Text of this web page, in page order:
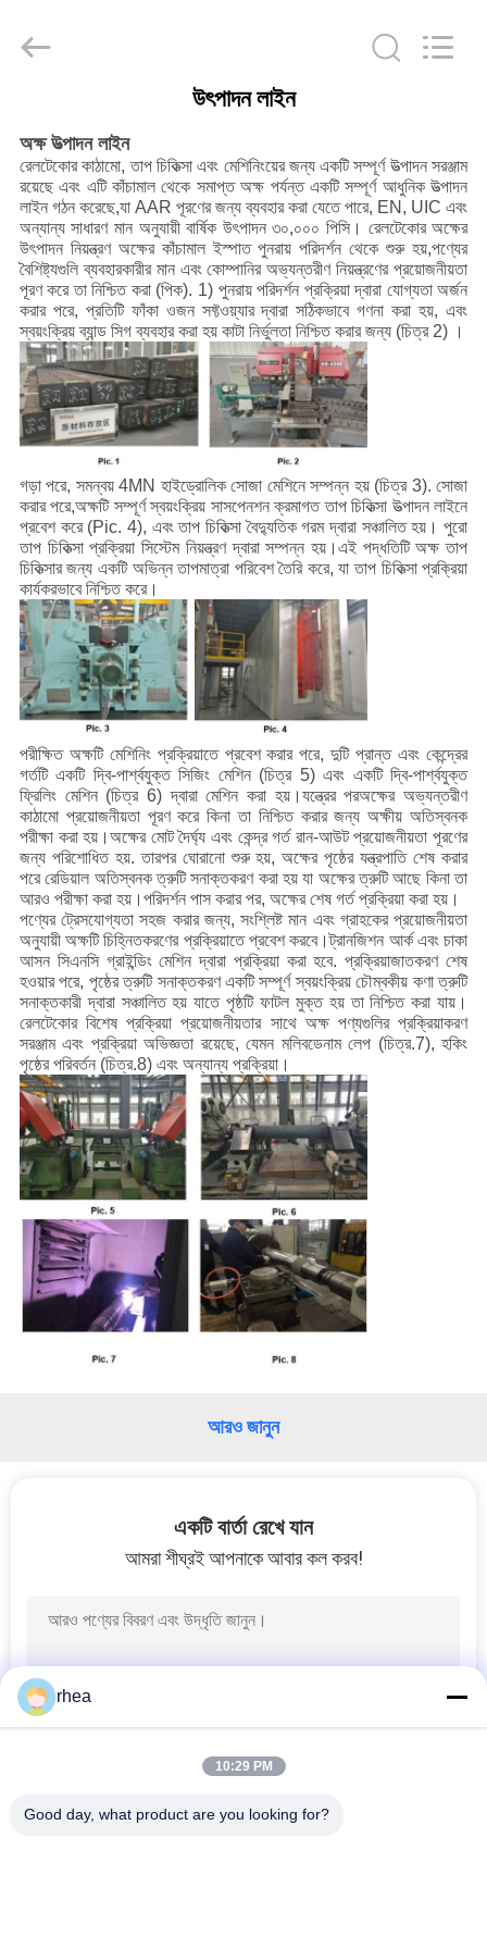
পণ্য
আমাদের
সম্পর্কে
কারখানা
ভ্রমণ
মান
নিয়ন্ত্রণ
আমাদের
সাথে
যোগাযোগ
করুন
খবর
সব
ক্ষেত্রেই
সাইট
ম্যাপ
PRIVACY
POLICY
উৎপাদন লাইন
অক্ষ উত্পাদন লাইন
রেলটেকোর কাঠামো, তাপ চিকিত্সা এবং মেশিনিংয়ের জন্য একটি সম্পূর্ণ উত্পাদন সরঞ্জাম
রয়েছে এবং এটি কাঁচামাল থেকে সমাপ্ত অক্ষ পর্যন্ত একটি সম্পূর্ণ আধুনিক উত্পাদন
লাইন গঠন করেছে,যা AAR পূরণের জন্য ব্যবহার করা যেতে পারে, EN, UIC এবং
অন্যান্য সাধারণ মান অনুযায়ী বার্ষিক উৎপাদন ৩০,০০০ পিসি। রেলটেকোর অক্ষের
উৎপাদন নিয়ন্ত্রণ অক্ষের কাঁচামাল ইস্পাত পুনরায় পরিদর্শন থেকে শুরু হয়,পণ্যের
বৈশিষ্ট্যগুলি ব্যবহারকারীর মান এবং কোম্পানির অভ্যন্তরীণ নিয়ন্ত্রণের প্রয়োজনীয়তা
পূরণ করে তা নিশ্চিত করা (পিক). 1) পুনরায় পরিদর্শন প্রক্রিয়া দ্বারা যোগ্যতা অর্জন
করার পরে, প্রতিটি ফাঁকা ওজন সফ্টওয়্যার দ্বারা সঠিকভাবে গণনা করা হয়, এবং
স্বয়ংক্রিয় ব্যান্ড সিগ ব্যবহার করা হয় কাটা নির্ভুলতা নিশ্চিত করার জন্য (চিত্র 2) ।
গড়া পরে, সমন্বয় 4MN হাইড্রোলিক সোজা মেশিনে সম্পন্ন হয় (চিত্র 3). সোজা
করার পরে,অক্ষটি সম্পূর্ণ স্বয়ংক্রিয় সাসপেনশন ক্রমাগত তাপ চিকিত্সা উত্পাদন লাইনে
প্রবেশ করে (Pic. 4), এবং তাপ চিকিত্সা বৈদ্যুতিক গরম দ্বারা সঞ্চালিত হয়। পুরো
তাপ চিকিত্সা প্রক্রিয়া সিস্টেম নিয়ন্ত্রণ দ্বারা সম্পন্ন হয়।এই পদ্ধতিটি অক্ষ তাপ
চিকিত্সার জন্য একটি অভিন্ন তাপমাত্রা পরিবেশ তৈরি করে, যা তাপ চিকিত্সা প্রক্রিয়া
কার্যকরভাবে নিশ্চিত করে।
পরীক্ষিত অক্ষটি মেশিনিং প্রক্রিয়াতে প্রবেশ করার পরে, দুটি প্রান্ত এবং কেন্দ্রের
গর্তটি একটি দ্বি-পার্শ্বযুক্ত সিজিং মেশিন (চিত্র 5) এবং একটি দ্বি-পার্শ্বযুক্ত
ফ্রিলিং মেশিন (চিত্র 6) দ্বারা মেশিন করা হয়।যন্ত্রের পরঅক্ষের অভ্যন্তরীণ
কাঠামো প্রয়োজনীয়তা পূরণ করে কিনা তা নিশ্চিত করার জন্য অক্ষীয় অতিস্বনক
পরীক্ষা করা হয়।অক্ষের মোট দৈর্ঘ্য এবং কেন্দ্র গর্ত রান-আউট প্রয়োজনীয়তা পূরণের
জন্য পরিশোধিত হয়. তারপর ঘোরানো শুরু হয়, অক্ষের পৃষ্ঠের যন্ত্রপাতি শেষ করার
পরে রেডিয়াল অতিস্বনক ত্রুটি সনাক্তকরণ করা হয় যা অক্ষের ত্রুটি আছে কিনা তা
আরও পরীক্ষা করা হয়।পরিদর্শন পাস করার পর, অক্ষের শেষ গর্ত প্রক্রিয়া করা হয়।
পণ্যের ট্রেসযোগ্যতা সহজ করার জন্য, সংশ্লিষ্ট মান এবং গ্রাহকের প্রয়োজনীয়তা
অনুযায়ী অক্ষটি চিহ্নিতকরণের প্রক্রিয়াতে প্রবেশ করবে।ট্রানজিশন আর্ক এবং চাকা
আসন সিএনসি গ্রাইন্ডিং মেশিন দ্বারা প্রক্রিয়া করা হবে. প্রক্রিয়াজাতকরণ শেষ
হওয়ার পরে, পৃষ্ঠের ত্রুটি সনাক্তকরণ একটি সম্পূর্ণ স্বয়ংক্রিয় চৌম্বকীয় কণা ত্রুটি
সনাক্তকারী দ্বারা সঞ্চালিত হয় যাতে পৃষ্ঠটি ফাটল মুক্ত হয় তা নিশ্চিত করা যায়।
রেলটেকোর বিশেষ প্রক্রিয়া প্রয়োজনীয়তার সাথে অক্ষ পণ্যগুলির প্রক্রিয়াকরণ
সরঞ্জাম এবং প্রক্রিয়া অভিজ্ঞতা রয়েছে, যেমন মলিবডেনাম লেপ (চিত্র.7), হকিং
পৃষ্ঠের পরিবর্তন (চিত্র.8) এবং অন্যান্য প্রক্রিয়া।
আরও জানুন
একটি বার্তা রেখে যান
আমরা শীঘ্রই আপনাকে আবার কল করব!
rhea
10:29 PM
Good day, what product are you looking for?